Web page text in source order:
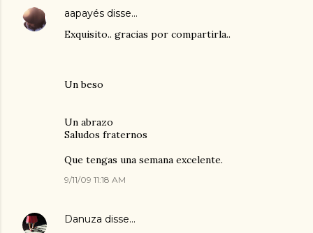
aapayés disse…
Exquisito.. gracias por compartirla..
Un beso
Un abrazo
Saludos fraternos
Que tengas una semana excelente.
9/11/09 11:18 AM
Danuza disse…